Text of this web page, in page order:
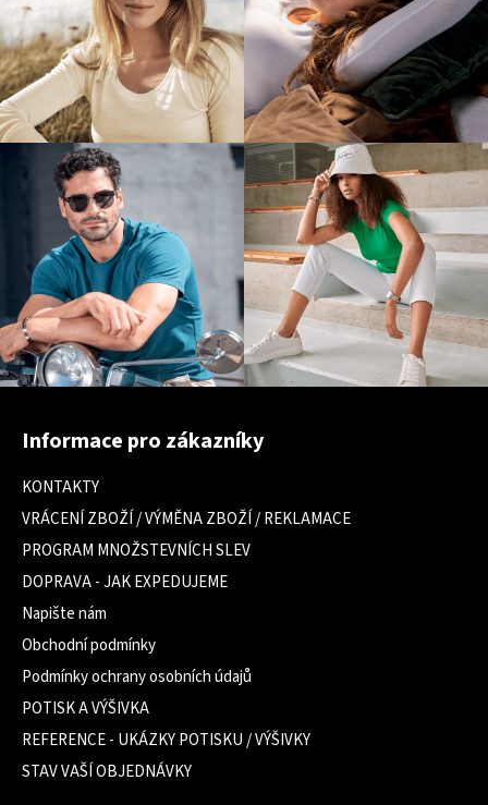
Z
Informace pro zákazníky
KONTAKTY
VRÁCENÍ ZBOŽÍ / VÝMĚNA ZBOŽÍ / REKLAMACE
PROGRAM MNOŽSTEVNÍCH SLEV
DOPRAVA - JAK EXPEDUJEME
Napište nám
Obchodní podmínky
Podmínky ochrany osobních údajů
POTISK A VÝŠIVKA
REFERENCE - UKÁZKY POTISKU / VÝŠIVKY
STAV VAŠÍ OBJEDNÁVKY